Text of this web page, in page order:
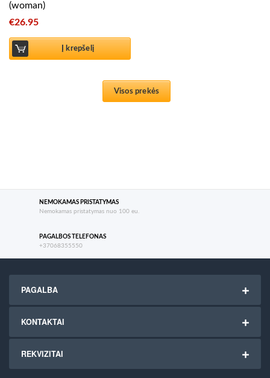
(woman)
€26.95
Į krepšelį
Visos prekės
NEMOKAMAS PRISTATYMAS
Nemokamas pristatymas nuo 100 eu.
PAGALBOS TELEFONAS
+37068355550
PAGALBA
KONTAKTAI
REKVIZITAI